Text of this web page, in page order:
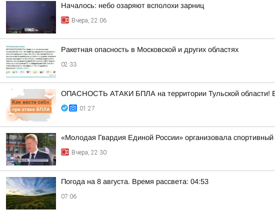
Началось: небо озаряют всполохи зарниц
Вчера, 22:06
Ракетная опасность в Московской и других областях
02:33
ОПАСНОСТЬ АТАКИ БПЛА на территории Тульской области!
01:27
«Молодая Гвардия Единой России» организовала
Вчера, 22:30
Погода на 8 августа. Время рассвета: 04:53
07:06